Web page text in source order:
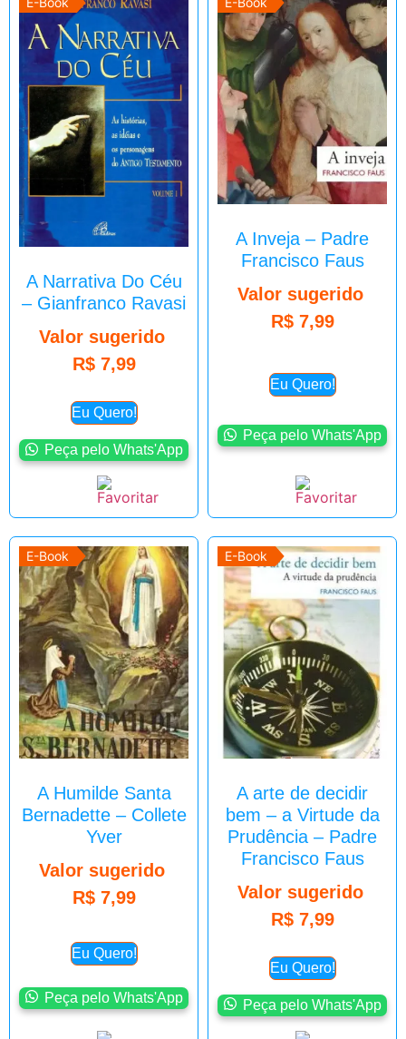
A Narrativa Do Céu
– Gianfranco Ravasi
Valor sugerido
R$7,99
Eu Quero!
Peça pelo Whats'App
A Inveja – Padre
Francisco Faus
Valor sugerido
R$7,99
Eu Quero!
Peça pelo Whats'App
E-Book
A Humilde Santa
Bernadette – Collete
Yver
Valor sugerido
R$7,99
Eu Quero!
Peça pelo Whats'App
E-Book
A arte de decidir
bem – a Virtude da
Prudência – Padre
Francisco Faus
Valor sugerido
R$7,99
Eu Quero!
Peça pelo Whats'App